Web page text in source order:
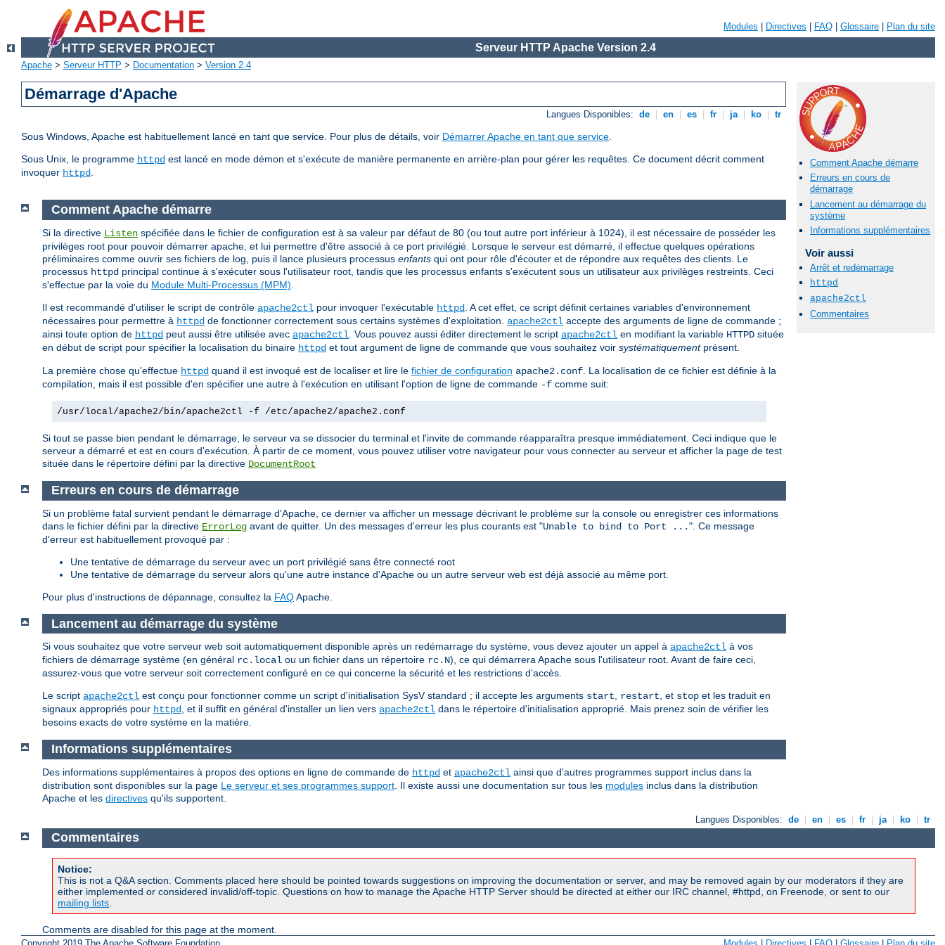
Modules Directives FAQ Glossaire Plan du site
Serveur HTTP Apache Version 2.4
Apache > Serveur HTTP > Documentation > Version 2.4
Démarrage d'Apache
Langues Disponibles: de en es fr ja ko tr
Sous Windows, Apache est habituellement lancé en tant que service. Pour plus de détails, voir Démarrer Apache en tant que service.
Sous Unix, le programme httpd est lancé en mode démon et s'exécute de manière permanente en arrière-plan pour gérer les requêtes. Ce document décrit comment
invoquer httpd.
Comment Apache démarre
Erreurs en cours de
démarrage
Lancement au démarrage du
système
Informations supplémentaires
Voir aussi
Arrêt et redémarrage
httpd
apache2ctl
Commentaires
Comment Apache démarre
Si la directive Listen spécifiée dans le fichier de configuration est à sa valeur par défaut de 80 (ou tout autre port inférieur à 1024), il est nécessaire de posséder les
privilèges root pour pouvoir démarrer apache, et lui permettre d'être associé à ce port privilégié. Lorsque le serveur est démarré, il effectue quelques opérations
préliminaires comme ouvrir ses fichiers de log, puis il lance plusieurs processus enfants qui ont pour rôle d'écouter et de répondre aux requêtes des clients. Le
processus httpd principal continue à s'exécuter sous l'utilisateur root, tandis que les processus enfants s'exécutent sous un utilisateur aux privilèges restreints. Ceci
s'effectue par la voie du Module Multi-Processus (MPM)
Il est recommandé d'utiliser le script de contrôle apache2ctl pour invoquer l'exécutable httpd . A cet effet, ce script définit certaines variables d'environnement
nécessaires pour permettre à httpd de fonctionner correctement sous certains systèmes d'exploitation. apache2ctl accepte des arguments de ligne de commande ;
ainsi toute option de httpd peut aussi être utilisée avec apache2ctl . Vous pouvez aussi éditer directement le script apache2ctl en modifiant la variable HTTPD située
en début de script pour spécifier la localisation du binaire httpd et tout argument de ligne de commande que vous souhaitez voir systématiquementprésent.
La première chose qu'effectue httpd quand il est invoqué est de localiser et lire le fichier de configuration apache2.conf . La localisation de ce fichier est définie à la
compilation, mais il est possible d'en spécifier une autre à l'exécution en utilisant l'option de ligne de commande -f comme suit:
/usr/local/apache2/bin/apache2ctl -f /etc/apache2/apache2.conf
Si tout se passe bien pendant le démarrage, le serveur va se dissocier du terminal et l'invite de commande réapparaîtra presque immédiatement. Ceci indique que le
serveur a démarré et est en cours d'exécution. À partir de ce moment, vous pouvez utiliser votre navigateur pour vous connecter au serveur et afficher la page de test
située dans le répertoire défini par la directive DocumentRoot
Erreurs en cours de démarrage
Si un problème fatal survient pendant le démarrage d'Apache, ce dernier va afficher un message décrivant le problème sur la console ou enregistrer ces informations
dans le fichier défini par la directive ErrorLog avant de quitter. Un des messages d'erreur les plus courants est "Unable to bind to Port ...". Ce message
d'erreur est habituellement provoqué par :
Une tentative de démarrage du serveur avec un port privilégié sans être connecté root
Une tentative de démarrage du serveur alors qu'une autre instance d'Apache ou un autre serveur web est déjà associé au même port.
Pour plus d'instructions de dépannage, consultez la FAQApache.
Lancement au démarrage du système
Si vous souhaitez que votre serveur web soit automatiquement disponible après un redémarrage du système, vous devez ajouter un appel à apache2ctl à vos
fichiers de démarrage système (en général rc.local ou un fichier dans un répertoire rc.N), ce qui démarrera Apache sous l'utilisateur root. Avant de faire ceci,
assurez-vous que votre serveur soit correctement configuré en ce qui concerne la sécurité et les restrictions d'accès.
Le script apache2ctl est conçu pour fonctionner comme un script d'initialisation SysV standard ; il accepte les arguments start, restart, et stop et les traduit en
signaux appropriés pour httpd, et il suffit en général d'installer un lien vers apache2ctl dans le répertoire d'initialisation approprié. Mais prenez soin de vérifier les
besoins exacts de votre système en la matière.
Informations supplémentaires
Des informations supplémentaires à propos des options en ligne de commande de httpd et apache2ctl ainsi que d'autres programmes support inclus dans la
distribution sont disponibles sur la page Le serveur et ses programmes support . Il existe aussi une documentation sur tous les modules inclus dans la distribution
Apache et les directives qu'ils supportent.
Langues Disponibles: de en es fr ja ko tr
Commentaires
Notice:
This is not a Q&A section. Comments placed here should be pointed towards suggestions on improving the documentation or server, and may be removed again by our moderators if they are
either implemented or considered invalid/off-topic. Questions on how to manage the Apache HTTP Server should be directed at either our IRC channel, #httpd, on Freenode, or sent to our
mailing lists
Comments are disabled for this page at the moment.